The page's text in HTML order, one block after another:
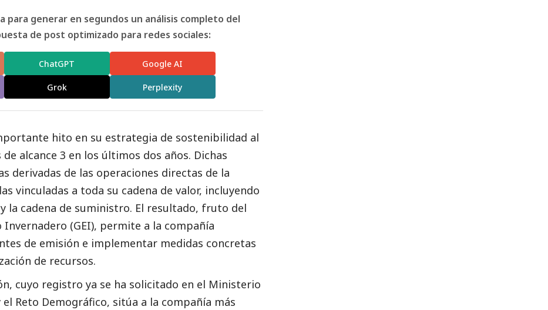
para generar en segundos un análisis completo del
de post optimizado para redes sociales:
ChatGPT Google AI
Grok Perplexity
hito en su estrategia de sostenibilidad al
alcance 3 en los últimos dos años. Dichas
derivadas de las operaciones directas de la
vinculadas a toda su cadena de valor, incluyendo
la cadena de suministro. El resultado, fruto del
Invernadero (GEI), permite a la compañía
de emisión e implementar medidas concretas
de recursos.
cuyo registro ya se ha solicitado en el Ministerio
Reto Demográfico, sitúa a la compañía más